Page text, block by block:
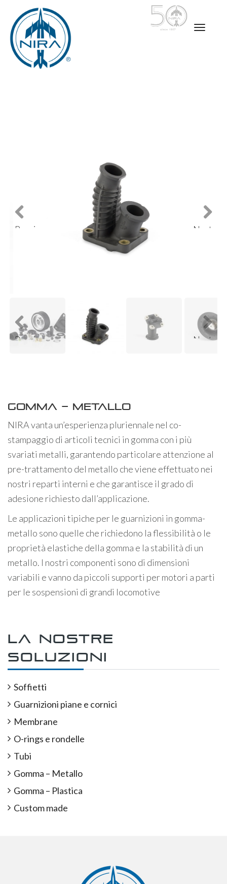
Previ
Next
Previ
Next
Gomma – Metallo
NIRA vanta un’esperienza pluriennale nel co-
stampaggio di articoli tecnici in gomma con i più
svariati metalli, garantendo particolare attenzione al
pre-trattamento del metallo che viene effettuato nei
nostri reparti interni e che garantisce il grado di
adesione richiesto dall’applicazione.
Le applicazioni tipiche per le guarnizioni in gomma-
metallo sono quelle che richiedono la flessibilità o le
proprietà elastiche della gomma e la stabilità di un
metallo. I nostri componenti sono di dimensioni
variabili e vanno da piccoli supporti per motori a parti
per le sospensioni di grandi locomotive
La nostre
soluzioni
Soffietti
Guarnizioni piane e cornici
Membrane
O-rings e rondelle
Tubi
Gomma – Metallo
Gomma – Plastica
Custom made